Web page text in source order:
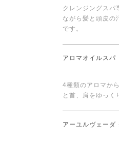
クレンジングスパ
ながら髪と頭皮の
です。
アロマオイルスパ
4種類のアロマか
と首、肩をゆっく
アーユルヴェー